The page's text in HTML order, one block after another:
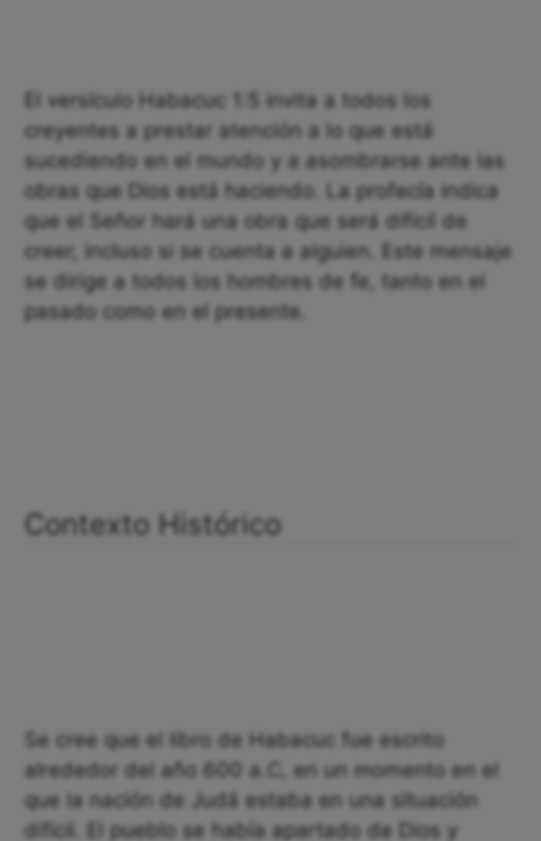
El versículo Habacuc 1:5 invita a todos los
creyentes a prestar atención a lo que está
sucediendo en el mundo y a asombrarse ante las
obras que Dios está haciendo. La profecía indica
que el Señor hará una obra que será difícil de
creer, incluso si se cuenta a alguien. Este mensaje
se dirige a todos los hombres de fe, tanto en el
pasado como en el presente.
Contexto Histórico
Se cree que el libro de Habacuc fue escrito
alrededor del año 600 a.C, en un momento en el
que la nación de Judá estaba en una situación
difícil. El pueblo se había apartado de Dios y